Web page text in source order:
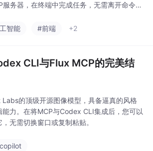
务器，在终端中完成任务，无需离开命令
智能 #前端 +2
CLI与Flux MCP的完美结
的顶级开源图像模型，具备逼真的风格
力。在将MCP与Codex CLI集成后，您可以
无需切换窗口或复制粘贴。